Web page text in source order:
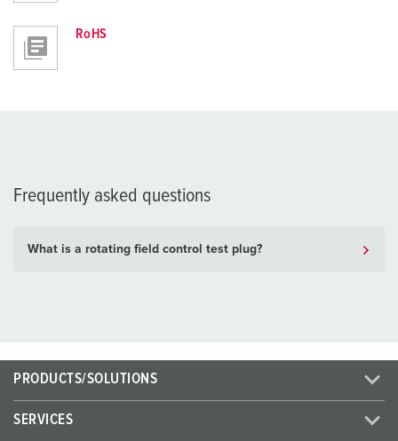
RoHS
Frequently asked questions
What is a rotating field control test plug?
PRODUCTS/SOLUTIONS
SERVICES